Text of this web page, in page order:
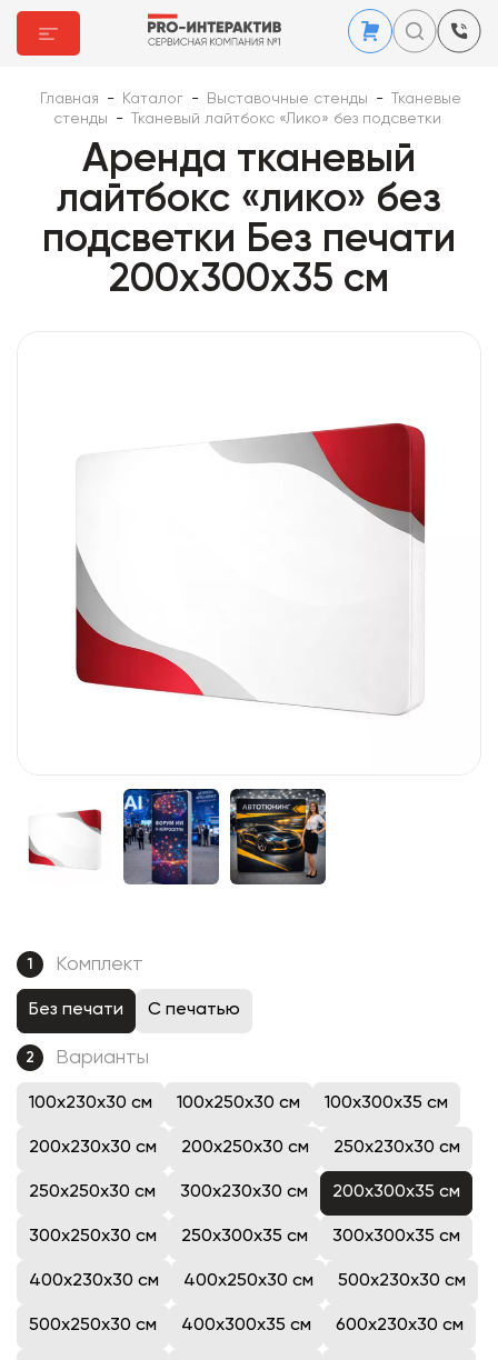
Главная - Каталог - Выставочные стенды -
Тканевые
стенды
- Тканевый лайтбокс «Лико» без подсветки
Аренда тканевый
лайтбокс «лико» без
подсветки Без печати
200x300x35 см
1 Комплект
Без печати С печатью
2 Варианты
100x230x30 см 100x250x30 см 100x300x35 см
200x230x30 см 200x250x30 см 250x230x30 см
250x250x30 см 300x230x30 см 200x300x35 см
300x250x30 см 250x300x35 см 300x300x35 см
400x230x30 см 400x250x30 см 500x230x30 см
500x250x30 см 400x300x35 см 600x230x30 см